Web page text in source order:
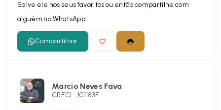
Salve ele nos seus favoritos ou então compartilhe com
alguém no WhatsApp:
Compartilhar
Marcio Neves Fava
CRECI - 101183F